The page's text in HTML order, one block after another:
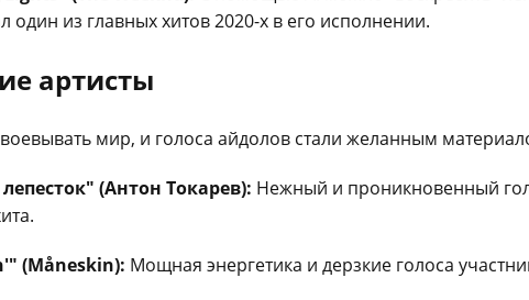
один из главных хитов 2020-х в его исполнении.
артисты
мир, и голоса айдолов стали желанным
(Антон Токарев): Нежный и проникновенный
(Måneskin): Мощная энергетика и дерзкие голоса